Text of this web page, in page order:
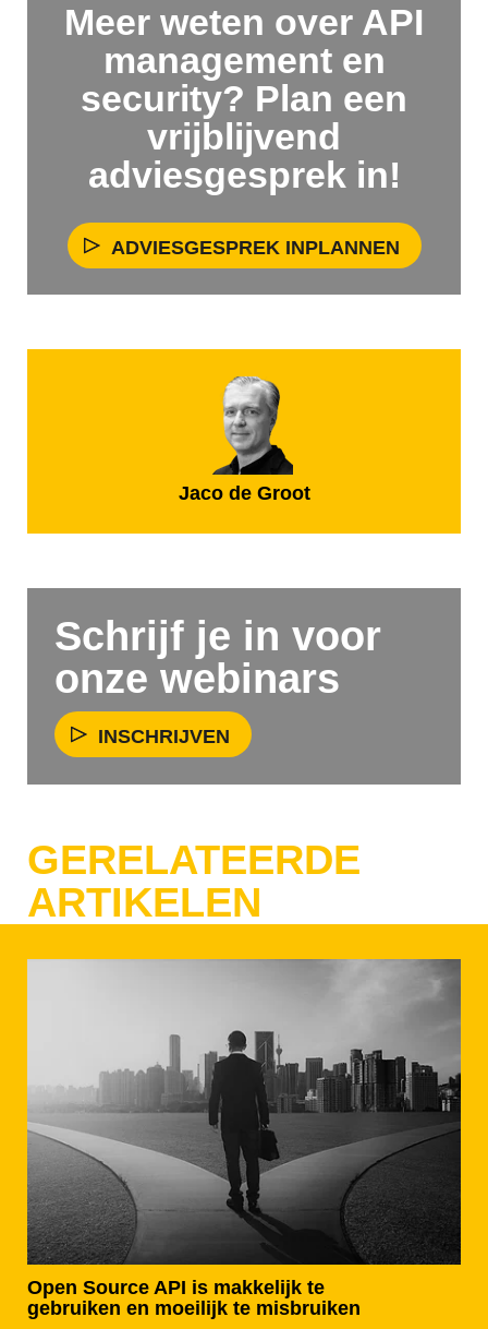
Meer weten over API
management en
security? Plan een
vrijblijvend
adviesgesprek in!
ADVIESGESPREK INPLANNEN
Jaco de Groot
Schrijf je in voor
onze webinars
INSCHRIJVEN
GERELATEERDE
ARTIKELEN
Open Source API is makkelijk te
gebruiken en moeilijk te misbruiken